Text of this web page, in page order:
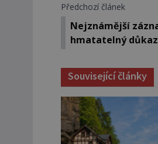
Předchozí článek
Nejznámější
hmatatelný
Související články